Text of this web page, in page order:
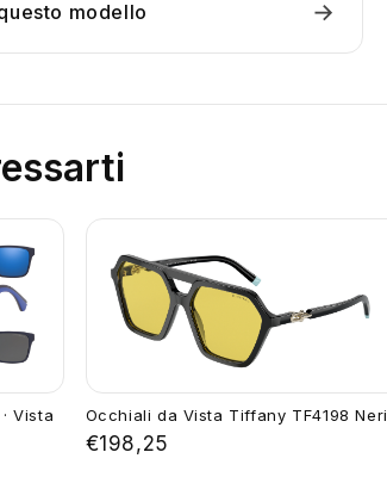
modello →
Vista
Occhiali da Vista Tiffany TF4198 Neri
€198,25